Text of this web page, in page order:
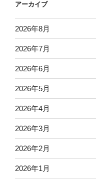
アーカイブ
2026年8月
2026年7月
2026年6月
2026年5月
2026年4月
2026年3月
2026年2月
2026年1月